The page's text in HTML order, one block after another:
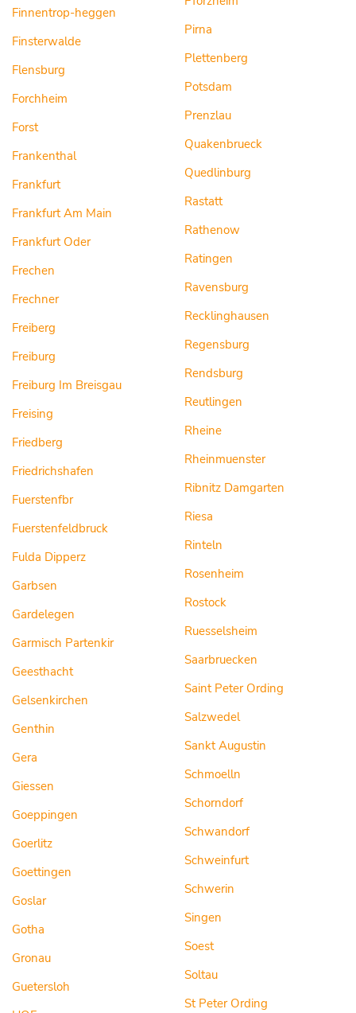
Finnentrop-heggen
Finsterwalde
Flensburg
Forchheim
Forst
Frankenthal
Frankfurt
Frankfurt Am Main
Frankfurt Oder
Frechen
Frechner
Freiberg
Freiburg
Freiburg Im Breisgau
Freising
Friedberg
Friedrichshafen
Fuerstenfbr
Fuerstenfeldbruck
Fulda Dipperz
Garbsen
Gardelegen
Garmisch Partenkir
Geesthacht
Gelsenkirchen
Genthin
Gera
Giessen
Goeppingen
Goerlitz
Goettingen
Goslar
Gotha
Gronau
Guetersloh
Pirna
Plettenberg
Potsdam
Prenzlau
Quakenbrueck
Quedlinburg
Rastatt
Rathenow
Ratingen
Ravensburg
Recklinghausen
Regensburg
Rendsburg
Reutlingen
Rheine
Rheinmuenster
Ribnitz Damgarten
Riesa
Rinteln
Rosenheim
Rostock
Ruesselsheim
Saarbruecken
Saint Peter Ording
Salzwedel
Sankt Augustin
Schmoelln
Schorndorf
Schwandorf
Schweinfurt
Schwerin
Singen
Soest
Soltau
St Peter Ording